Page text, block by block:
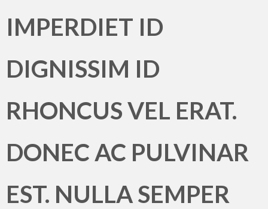
IMPERDIET ID
DIGNISSIM ID
RHONCUS VEL ERAT.
DONEC AC PULVINAR
EST. NULLA SEMPER